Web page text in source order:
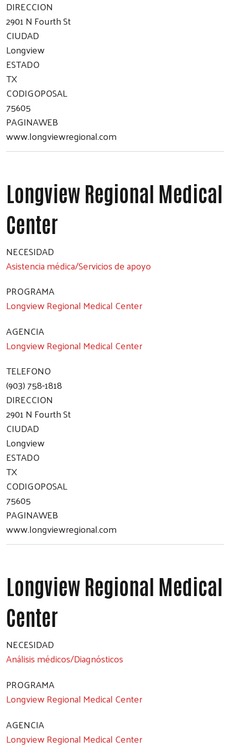
DIRECCION
2901 N Fourth St
CIUDAD
Longview
ESTADO
TX
CODIGOPOSAL
75605
PAGINAWEB
www.longviewregional.com
Longview Regional Medical
Center
NECESIDAD
Asistencia médica/Servicios de apoyo
PROGRAMA
Longview Regional Medical Center
AGENCIA
Longview Regional Medical Center
TELEFONO
(903) 758-1818
DIRECCION
2901 N Fourth St
CIUDAD
Longview
ESTADO
TX
CODIGOPOSAL
75605
PAGINAWEB
www.longviewregional.com
Longview Regional Medical
Center
NECESIDAD
Análisis médicos/Diagnósticos
PROGRAMA
Longview Regional Medical Center
AGENCIA
Longview Regional Medical Center